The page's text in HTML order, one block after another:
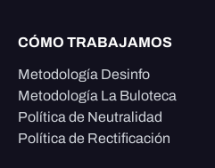
CÓMO TRABAJAMOS
Metodología Desinfo
Metodología La Buloteca
Política de Neutralidad
Política de Rectificación